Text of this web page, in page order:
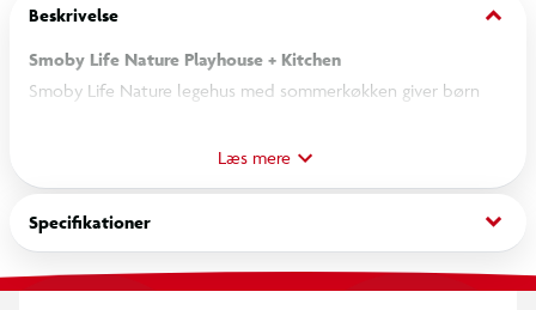
Beskrivelse keyboard_arrow_down
Smoby Life Nature Playhouse + Kitchen
Smoby Life Nature legehus med sommerkøkken giver børn
Legehuset er rummeligt og stabilt og fremstillet af mindst 50
% genanvendt plast. De mange detaljer og det medfølgende
køkken gør det nemt for børn at efterligne hverdagens
aktiviteter og finde på sjove lege sammen. Måler 145 x 110 x 127
cm.
Læs mere
Specifikationer keyboard_arrow_down